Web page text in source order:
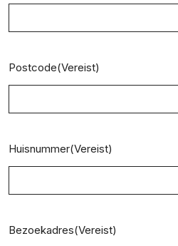
Postcode(Vereist)
Huisnummer(Vereist)
Bezoekadres(Vereist)